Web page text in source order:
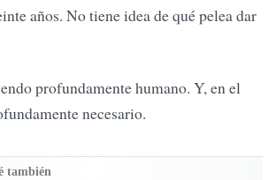
años. No tiene idea de qué pelea dar
profundamente humano. Y, en el
necesario.
también